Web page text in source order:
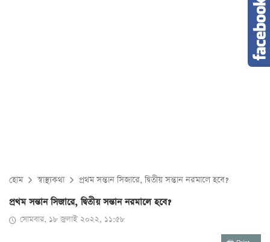
হোম স্বাস্থ্যকথা প্রথম সন্তান সিজারে, দ্বিতীয় সন্তান নরমালে হবে?
প্রথম সন্তান সিজারে, দ্বিতীয় সন্তান নরমালে হবে?
সোমবার, ১৮ জুলাই ২০২২, ১১:৫৮